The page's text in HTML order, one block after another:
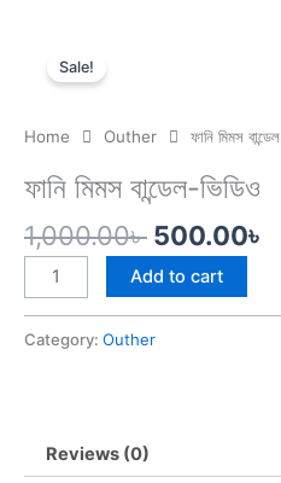
contentSale!
Home Outher ফানি মিমস
ফানি মিমস বান্ডেল-ভিডিও
1,000.00৳ Original
price
was:
500.00৳
মিমস
Add to cart
Category: Outher
Reviews (0)